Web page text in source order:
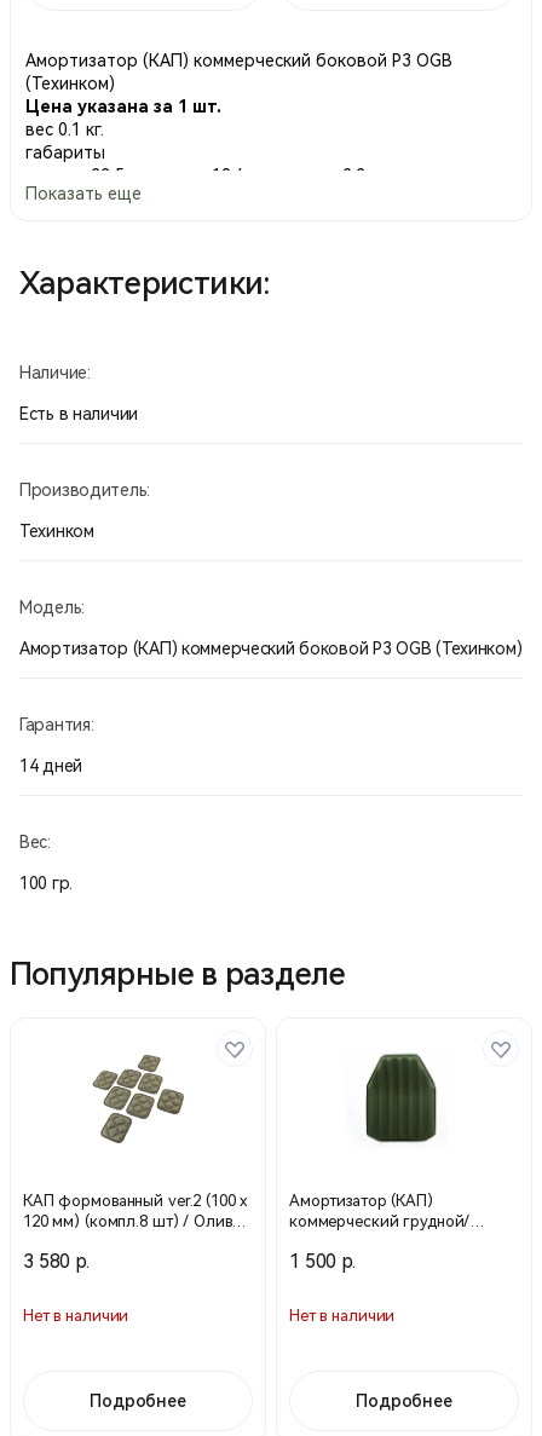
Амортизатор (КАП) коммерческий боковой Р3 OGB
(Техинком)
Цена указана за 1 шт.
вес 0.1 кг.
габариты
высота 22,5 × ширина 19.6 × толщина 2.2 cm
Размер 3
Показать еще
Характеристики:
Наличие:
Есть в наличии
Производитель:
Техинком
Модель:
Амортизатор (КАП) коммерческий боковой Р3 OGB (Техинком)
Гарантия:
14 дней
Вес:
100 гр.
Популярные в разделе
КАП формованный ver.2 (100 х
120 мм) (компл.8 шт) / Олива /
3 580 р.
Нет в наличии
Подробнее
Амортизатор (КАП)
коммерческий грудной/
1 500 р.
Нет в наличии
Подробнее